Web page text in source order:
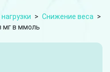
> Снижение веса >
мг в ммоль